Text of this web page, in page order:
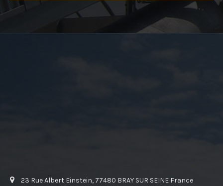
23 Rue Albert Einstein, 77480 BRAY SUR SEINE France